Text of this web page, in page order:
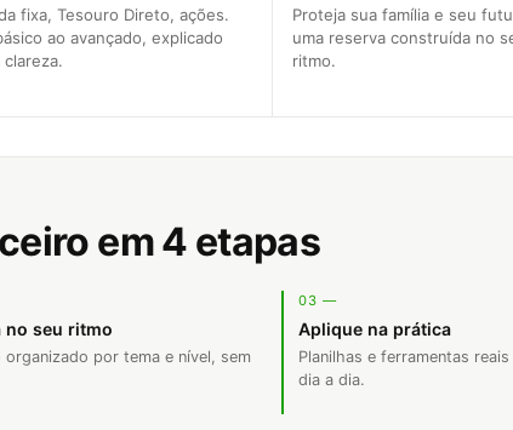
fixa, Tesouro Direto, ações.
ao avançado, explicado
clareza.
Proteja sua família e seu
uma reserva construída no
ritmo.
em 4 etapas
no seu ritmo
organizado por tema e nível, sem
03 —
Aplique na prática
Planilhas e ferramentas
dia a dia.